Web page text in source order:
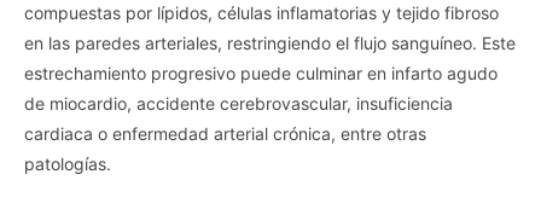
compuestas por lípidos, células inflamatorias y tejido fibroso
en las paredes arteriales, restringiendo el flujo sanguíneo. Este
estrechamiento progresivo puede culminar en infarto agudo
de miocardio, accidente cerebrovascular, insuficiencia
cardiaca o enfermedad arterial crónica, entre otras
patologías.